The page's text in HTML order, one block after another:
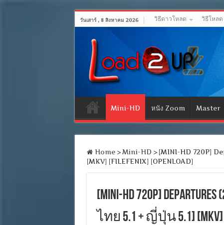
วันเสาร์ , 8 สิงหาคม 2026 วิธีดาวโหลด วิธีโหล
Mini-HD หนัง Zoom Master
Home > Mini-HD > [MINI-HD 720P]
[MKV] [FILEFENIX] [OPENLOAD]
[MINI-HD 720P]
ไทย 5.1 + ญี่ปุ่น 5.1] [MKV]